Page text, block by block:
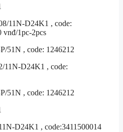
11N-D24K1 , code:
vnđ/1pc-2pcs
51N , code: 1246212
11N-D24K1 , code:
51N , code: 1246212
D24K1 , code:3411500014